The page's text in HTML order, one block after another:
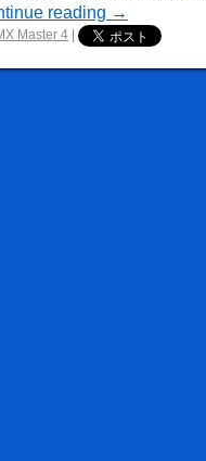
reading →
Master 4